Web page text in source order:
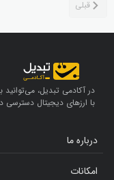
در آکادمی تبدیل،
با ارزهای دیجیتال دسترسی
درباره ما
امکانات